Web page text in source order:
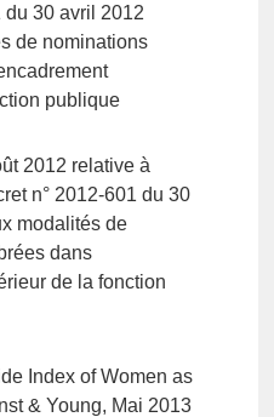
du 30 avril 2012
de nominations
publique
2012 relative à
n° 2012-601 du 30
modalités de
dans
de la fonction
Index of Women as
& Young, Mai 2013